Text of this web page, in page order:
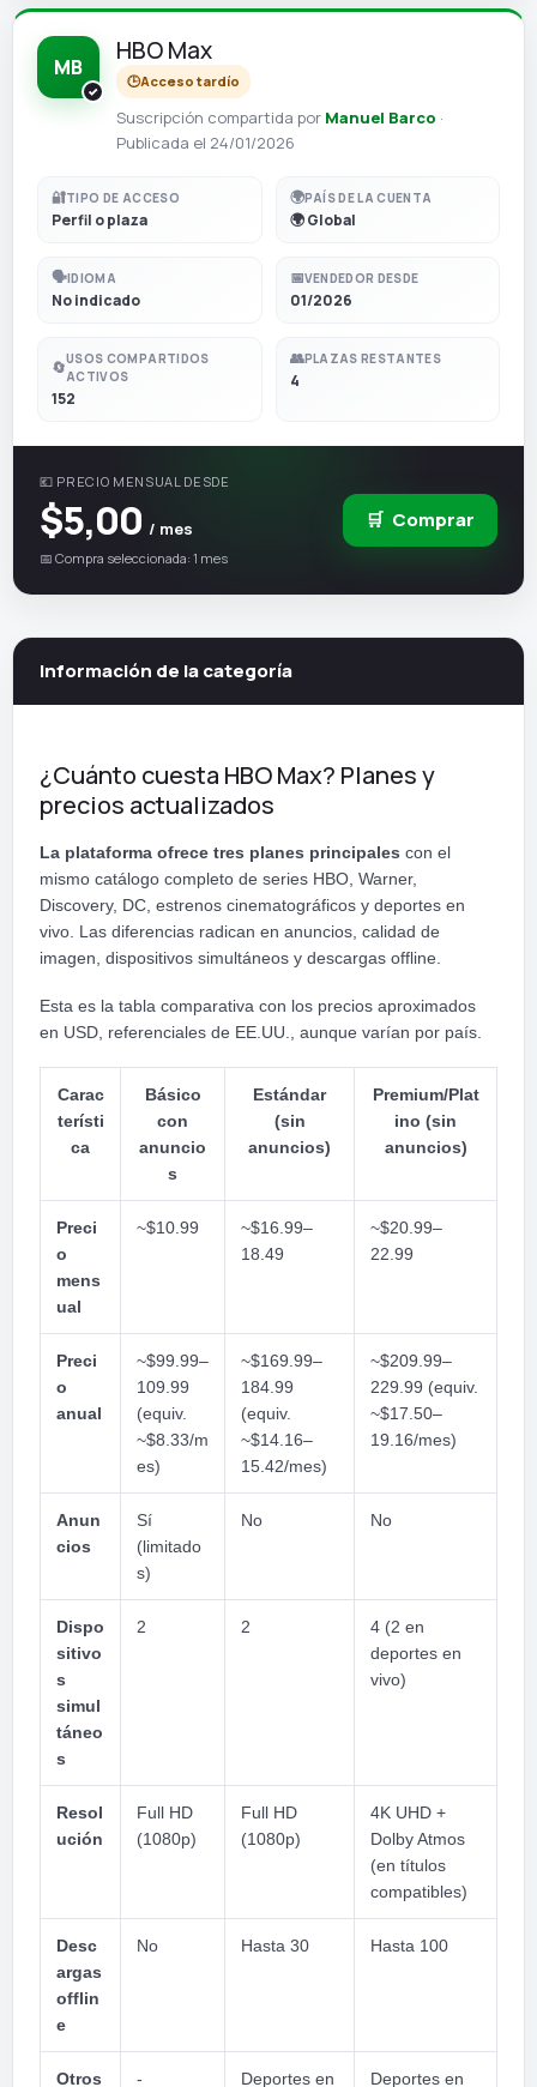
MB
HBO Max
🕒Acceso tardío
Suscripción compartida por Manuel Barco ·
Publicada el 24/01/2026
🔐TIPO DE ACCESO
Perfil o plaza
🌍PAÍS DE LA CUENTA
🌍 Global
🗣️IDIOMA
No indicado
📅VENDEDOR DESDE
01/2026
🔄USOS COMPARTIDOS
ACTIVOS
152
👥PLAZAS RESTANTES
4
💶 PRECIO MENSUAL DESDE
$5,00 / mes
📅 Compra seleccionada: 1 mes
🛒 Comprar
Información de la categoría
¿Cuánto cuesta HBO Max? Planes y
precios actualizados
La plataforma ofrece tres planes principales con el
mismo catálogo completo de series HBO, Warner,
Discovery, DC, estrenos cinematográficos y deportes en
vivo. Las diferencias radican en anuncios, calidad de
imagen, dispositivos simultáneos y descargas offline.
Esta es la tabla comparativa con los precios aproximados
en USD, referenciales de EE.UU., aunque varían por país.
Carac
terísti
ca
Básico
con
anuncio
s
Estándar
(sin
anuncios)
Premium/Plat
ino (sin
anuncios)
Preci
o
mens
ual
~$10.99
~$16.99–
18.49
~$20.99–
22.99
Preci
o
anual
~$99.99–
109.99
(equiv.
~$8.33/m
es)
~$169.99–
184.99
(equiv.
~$14.16–
15.42/mes)
~$209.99–
229.99 (equiv.
~$17.50–
19.16/mes)
Anun
cios
Sí
(limitado
s)
No No
Dispo
sitivo
s
simul
táneo
s
2 2
4 (2 en
deportes en
vivo)
Resol
ución
Full HD
(1080p)
Full HD
(1080p)
4K UHD +
Dolby Atmos
(en títulos
compatibles)
Desc
argas
offlin
e
No Hasta 30 Hasta 100
Otros - Deportes en Deportes en